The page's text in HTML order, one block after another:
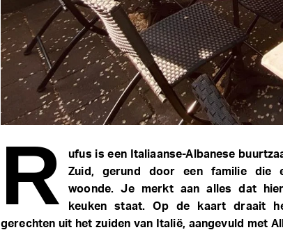
R
ufus is een Italiaanse-Albanese
Zuid, gerund door een familie die
woonde. Je merkt aan alles dat
keuken staat. Op de kaart draait
gerechten uit het zuiden van Italië, aangevuld met